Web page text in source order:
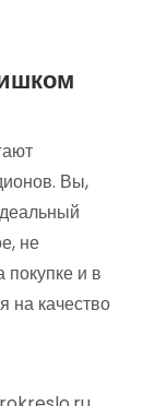
Вы,
не
покупке и в
на качество